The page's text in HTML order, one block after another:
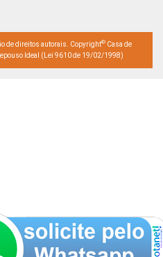
de direitos autorais. Copyright© Casa de
Ideal (Lei 9610 de 19/02/1998)